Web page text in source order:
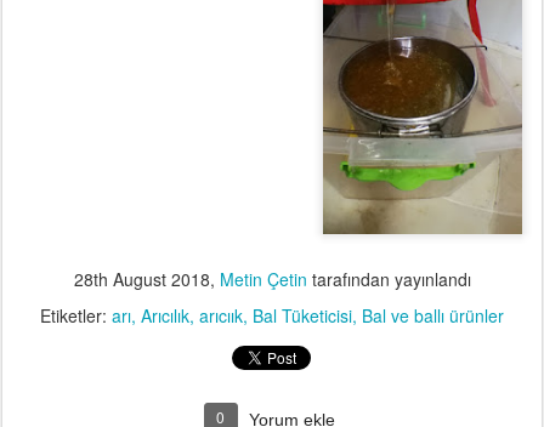
28th August 2018, Metin Çetin tarafından yayınlandı
Etiketler: arı Arıcılık arıcıık Bal Tüketicisi Bal ve ballı ürünler
0 Yorum ekle